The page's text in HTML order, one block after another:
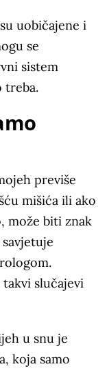
uobičajene i
se
sistem
treba.
previše
mišića ili ako
može biti znak
slučajevi
u snu je
koja samo